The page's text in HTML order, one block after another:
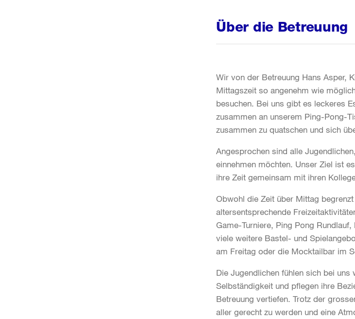
Über die Betreuung
Wir von der Betreuung Hans Asper,
Mittagszeit so angenehm wie
besuchen. Bei uns gibt es leckeres
zusammen an unserem Ping-Pong-
zusammen zu quatschen und sich
Angesprochen sind alle
einnehmen möchten. Unser Ziel ist
ihre Zeit gemeinsam mit ihren
Obwohl die Zeit über Mittag
altersentsprechende
Game-Turniere, Ping Pong
viele weitere Bastel- und
am Freitag oder die Mocktailbar im
Die Jugendlichen fühlen sich bei
Selbständigkeit und pflegen ihre
Betreuung vertiefen. Trotz der
aller gerecht zu werden und eine